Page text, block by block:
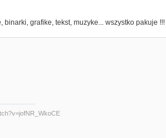
binarki, grafike, tekst, muzyke... wszystko pakuje